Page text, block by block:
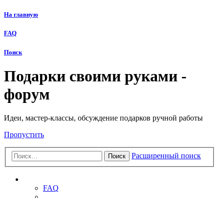
На главную
FAQ
Поиск
Подарки своими руками -
форум
Идеи, мастер-классы, обсуждение подарков ручной работы
Пропустить
Поиск Расширенный поиск
FAQ